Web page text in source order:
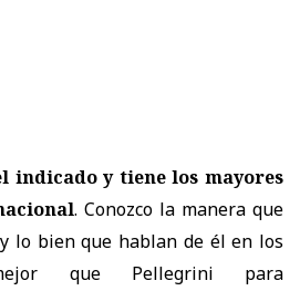
indicado y tiene los mayores
. Conozco la manera que
lo bien que hablan de él en los
que Pellegrini para